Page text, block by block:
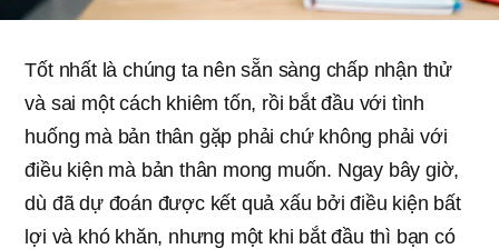
Tốt nhất là chúng ta nên sẵn sàng chấp nhận thử
và sai một cách khiêm tốn, rồi bắt đầu với tình
huống mà bản thân gặp phải chứ không phải với
điều kiện mà bản thân mong muốn. Ngay bây giờ,
dù đã dự đoán được kết quả xấu bởi điều kiện bất
lợi và khó khăn, nhưng một khi bắt đầu thì bạn có